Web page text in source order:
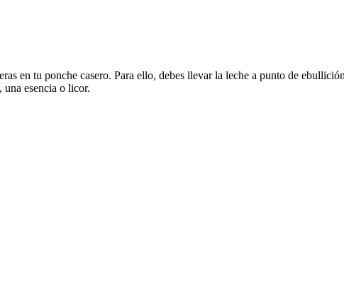
en tu ponche casero. Para ello, debes llevar la leche a punto de
esencia o licor.